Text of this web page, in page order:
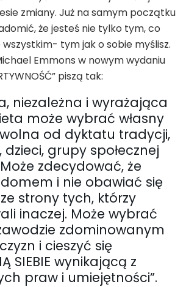
zmiany. Już na samym początku
że jesteś nie tylko tym, co
wszystkim- tym jak o sobie myślisz.
Emmons w nowym wydaniu
piszą tak:
niezależna i wyrażająca
może wybrać własny
od dyktatu tradycji,
grupy społecznej
zdecydować, że
i nie obawiać się
strony tych, którzy
inaczej. Może wybrać
zdominowanym
i cieszyć się
SIEBIE wynikającą z
praw i umiejętności”.